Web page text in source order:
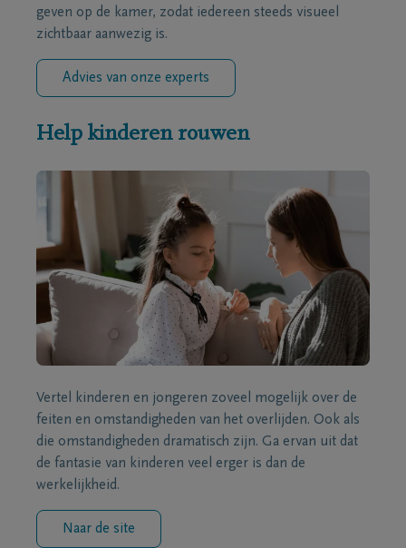
geven op de kamer, zodat iedereen steeds visueel
zichtbaar aanwezig is.
Advies van onze experts
Help kinderen rouwen
Vertel kinderen en jongeren zoveel mogelijk over de
feiten en omstandigheden van het overlijden. Ook als
die omstandigheden dramatisch zijn. Ga ervan uit dat
de fantasie van kinderen veel erger is dan de
werkelijkheid.
Naar de site